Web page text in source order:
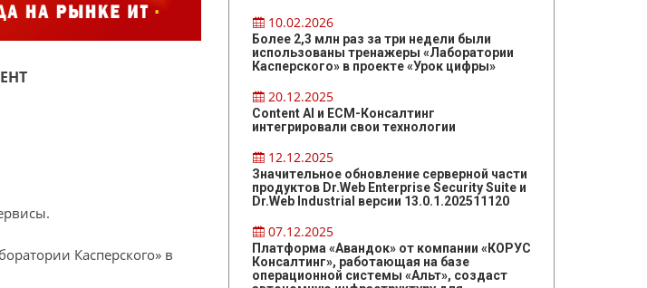
Касперского» в
10.02.2026
Более 2,3 млн раз за три недели были
использованы тренажеры «Лаборатории
Касперского» в проекте «Урок цифры»
20.12.2025
Content AI и ЕСМ-Консалтинг
интегрировали свои технологии
12.12.2025
Значительное обновление серверной части
продуктов Dr.Web Enterprise Security Suite и
Dr.Web Industrial версии 13.0.1.202511120
07.12.2025
Платформа «Авандок» от компании «КОРУС
Консалтинг», работающая на базе
операционной системы «Альт», создаст